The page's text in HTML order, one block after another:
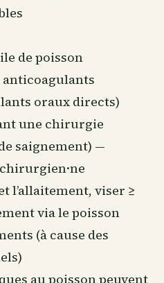
de poisson
anticoagulants
oraux directs)
une chirurgie
saignement) —
l’allaitement, viser ≥
via le poisson
(à cause des
au poisson peuvent